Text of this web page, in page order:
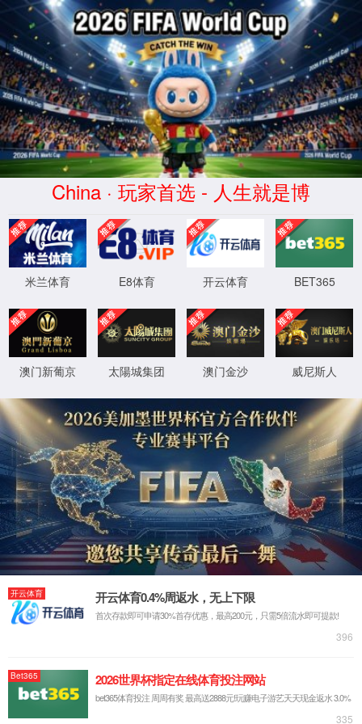
365英国上市|集团有限公司-官方网站
WTS-WAF拦截详情
出现该页面的原因:
1.你的请求是黑客攻击
2.你的请求合法但触发了安全规则,请提交问题反馈
XML 地图